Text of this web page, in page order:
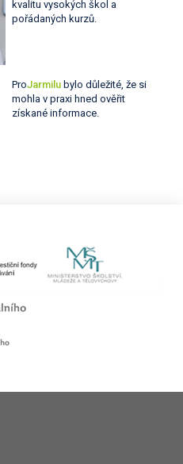
kvalitu vysokých škol a
pořádaných kurzů.
ProJarmilubylo důležité, že si
mohla v praxi hned ověřit
získané informace.